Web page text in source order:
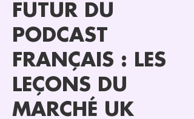
FUTUR DU
PODCAST
FRANÇAIS : LES
LEÇONS DU
MARCHÉ UK